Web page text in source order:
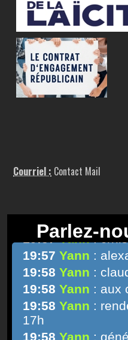
Courriel : Contact Mail